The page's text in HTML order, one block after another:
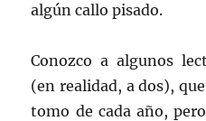
algún callo pisado.
Conozco a algunos
(en realidad, a dos),
tomo de cada año,